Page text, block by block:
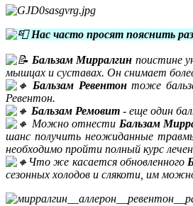
Нас часто просят пояснить
Бальзам Мирралгин поистине
мышцах и суставах. Он снимает
Бальзам Ревентонтоже
Ревентон.
Бальзам Ремовит - еще один
Можно отнести Бальзам
шанс получить неожиданные
необходимо пройти полный курс
Что же касается обновленного
сезонных холодов и слякоти, им